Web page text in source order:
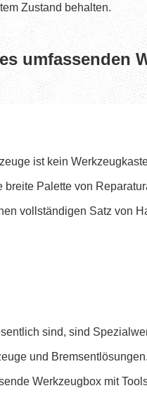
Zustand behalten.
umfassenden
ist kein
Palette von
vollständigen Satz von
sind, sind
und
Werkzeugbox mit